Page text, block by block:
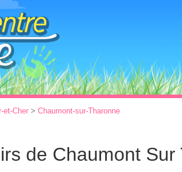
et-Cher > Chaumont-sur-Tharonne
de Chaumont Sur